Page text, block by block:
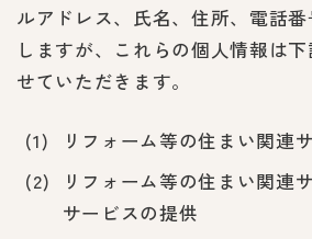
ルアドレス、氏名、住所、電話
しますが、これらの個人情報は
せていただきます。
リフォーム等の住まい関連
リフォーム等の住まい関連
サービスの提供